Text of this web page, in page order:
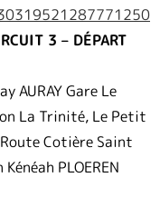
3 – DÉPART
AURAY Gare Le
La Trinité, Le Petit
Cotière Saint
PLOEREN